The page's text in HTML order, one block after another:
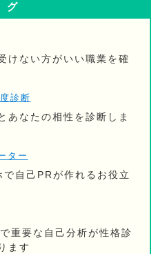
グ
けない方がいい職業を確
診断
あなたの相性を診断しま
ター
自己PRが作れるお役立
重要な自己分析が性格診
ます